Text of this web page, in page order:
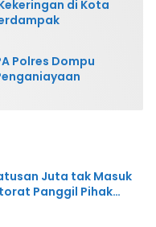
di Kota
Polres Dompu
Juta tak Masuk
Panggil Pihak